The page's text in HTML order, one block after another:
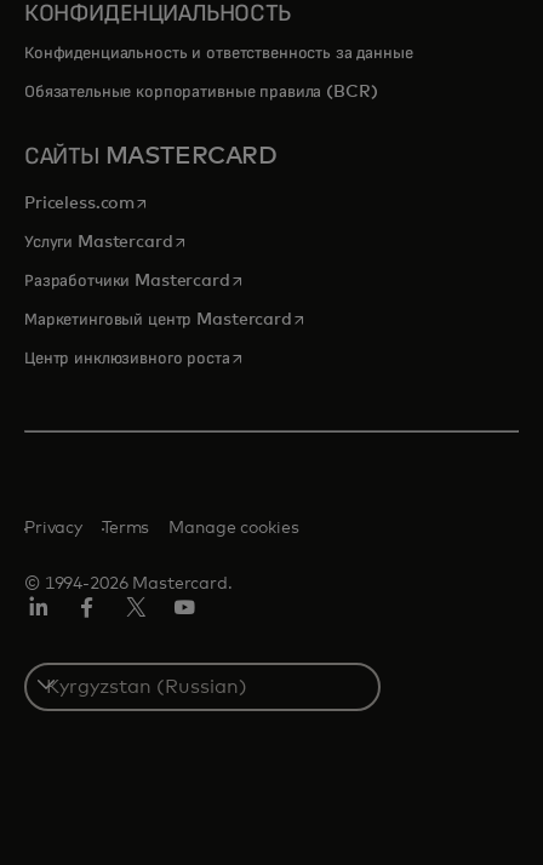
КОНФИДЕНЦИАЛЬНОСТЬ
Конфиденциальность и ответственность за данные
Обязательные корпоративные правила (BCR)
САЙТЫ MASTERCARD
Priceless.com opens in a new tab
Услуги Mastercardopens in a new tab
Разработчики Mastercardopens in a new tab
Маркетинговый центр Mastercardopens in a new tab
Центр инклюзивного ростаopens in a new tab
© 1994-2026 Mastercard.
Privacy Terms Manage cookies
Select
a
country